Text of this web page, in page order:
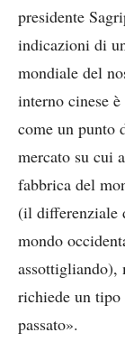
presidente
indicazioni di
mondiale del
interno cinese
come un punto
mercato su cui
fabbrica del
(il differenziale
mondo
assottigliando),
richiede un
passato».